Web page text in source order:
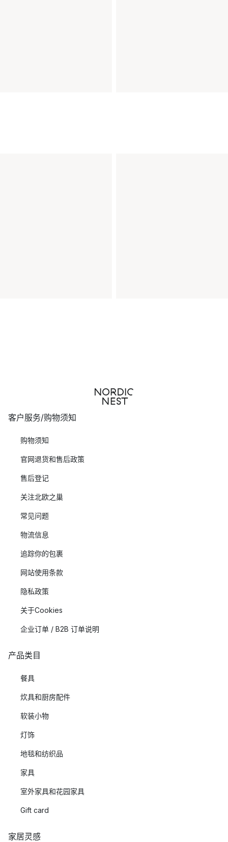
客户服务/购物须知
购物须知
官网退货和售后政策
售后登记
关注北欧之巢
常见问题
物流信息
追踪你的包裹
网站使用条款
隐私政策
关于Cookies
企业订单 / B2B 订单说明
产品类目
餐具
炊具和厨房配件
软装小物
灯饰
地毯和纺织品
家具
室外家具和花园家具
Gift card
家居灵感